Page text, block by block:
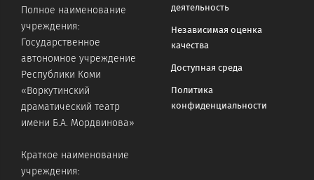
Полное наименование
учреждения:
Государственное
автономное учреждение
Республики Коми
«Воркутинский
драматический театр
имени Б.А. Мордвинова»
Краткое наименование
учреждения:
деятельность
Независимая оценка
качества
Доступная среда
Политика
конфиденциальности